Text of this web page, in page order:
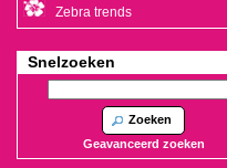
Zebra trends
Snelzoeken
Zoeken
Geavanceerd zoeken